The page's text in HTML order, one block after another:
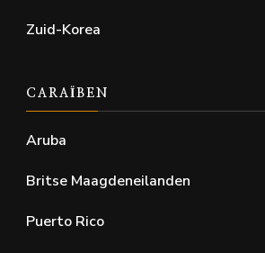
Zuid-Korea
CARAÏBEN
Aruba
Britse Maagdeneilanden
Puerto Rico